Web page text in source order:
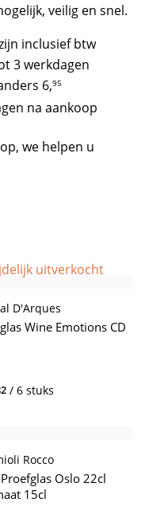
veilig en snel.
inclusief btw
3 werkdagen
6,95
na aankoop
we helpen u
uitverkocht
D'Arques
Wine Emotions CD
/ 6 stuks
Rocco
Oslo 22cl
15cl